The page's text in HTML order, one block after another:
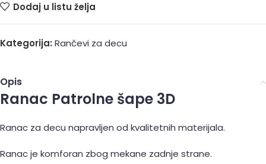
Dodaj u listu želja
Kategorija: Rančevi za decu
Opis
Ranac Patrolne šape 3D
Ranac za decu napravljen od kvalitetnih materijala.
Ranac je komforan zbog mekane zadnje strane.